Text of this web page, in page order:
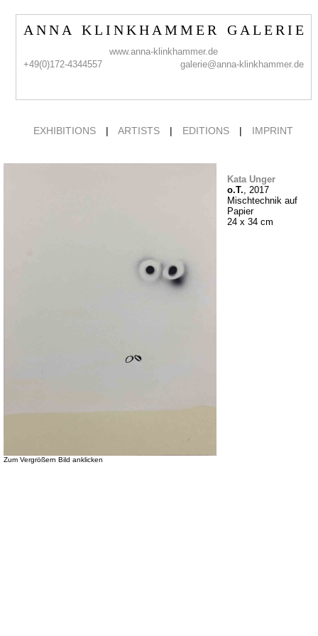
A N N A K L I N K H A M M E R G A L E R I E
www.anna-klinkhammer.de
+49(0)172-4344557
galerie@anna-klinkhammer.de
EXHIBITIONS | ARTISTS | EDITIONS | IMPRINT
Zum Vergrößern Bild anklicken
Kata Unger
o.T., 2017
Mischtechnik auf
Papier
24 x 34 cm